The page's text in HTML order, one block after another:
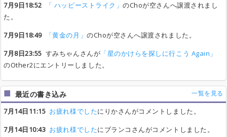
7月9日18:52
「 ハッピーストライク」のChoが空さんへ譲渡されまし
た。
7月9日18:49
「黄金の月」のChoが空さんへ譲渡されました。
7月8日23:55 すみちゃんさんが 「星のかけらを探しに行こう Again」
のOther2にエントリーしました。
最近の書き込み 一覧を見る
7月14日11:15 お疲れ様でしたにりかさんがコメントしました。
7月14日10:43 お疲れ様でしたにブランコさんがコメントしました。